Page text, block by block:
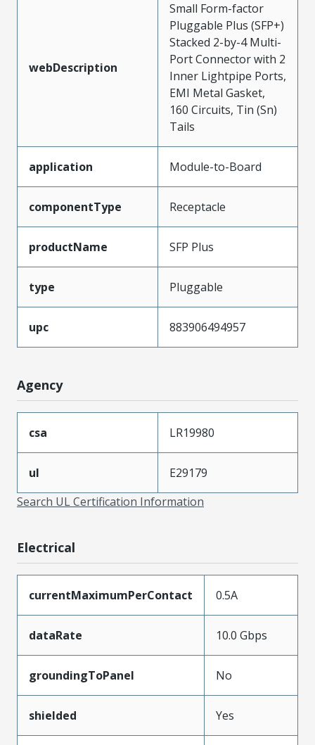
webDescription
Small Form-factor
Pluggable Plus (SFP+)
Stacked 2-by-4 Multi-
Port Connector with 2
Inner Lightpipe Ports,
EMI Metal Gasket,
160 Circuits, Tin (Sn)
Tails
application Module-to-Board
componentType Receptacle
productName SFP Plus
type Pluggable
upc 883906494957
Agency
csa LR19980
ul
E29179
Search UL Certification Information
Electrical
currentMaximumPerContact 0.5A
dataRate 10.0 Gbps
groundingToPanel No
shielded Yes